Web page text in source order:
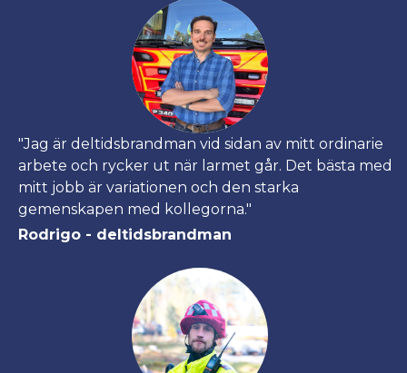
"Jag är deltidsbrandman vid sidan av mitt ordinarie
arbete och rycker ut när larmet går. Det bästa med
mitt jobb är variationen och den starka
gemenskapen med kollegorna."
Rodrigo - deltidsbrandman